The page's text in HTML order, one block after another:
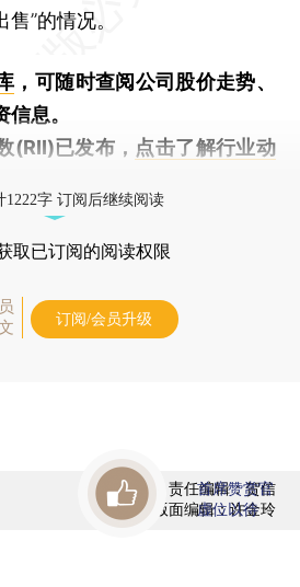
售”的情况。
，可随时查阅公司股价走势、
息。
(RII)已发布， 点击了解行业动
1222字 订阅后继续阅读
取已订阅的阅读权限
订阅/会员升级
责任编辑：贺信
版面编辑：许金玲
首席赞赏官
虚位以待